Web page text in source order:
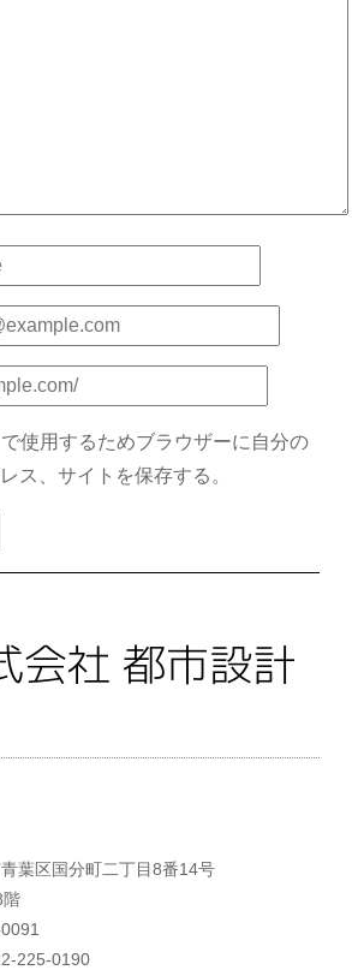
使用するためブラウザーに自分の
ス、サイトを保存する。
葉区国分町二丁目8番14号
階
225-0190